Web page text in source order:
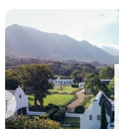
Previous